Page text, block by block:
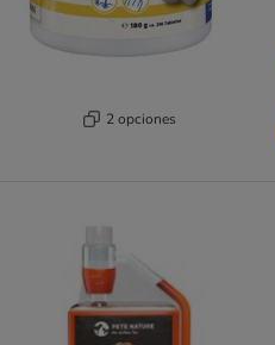
2 opciones